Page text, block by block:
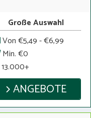
Große Auswahl
Von €5,49 - €6,99
Min. €0
13.000+
ANGEBOTE